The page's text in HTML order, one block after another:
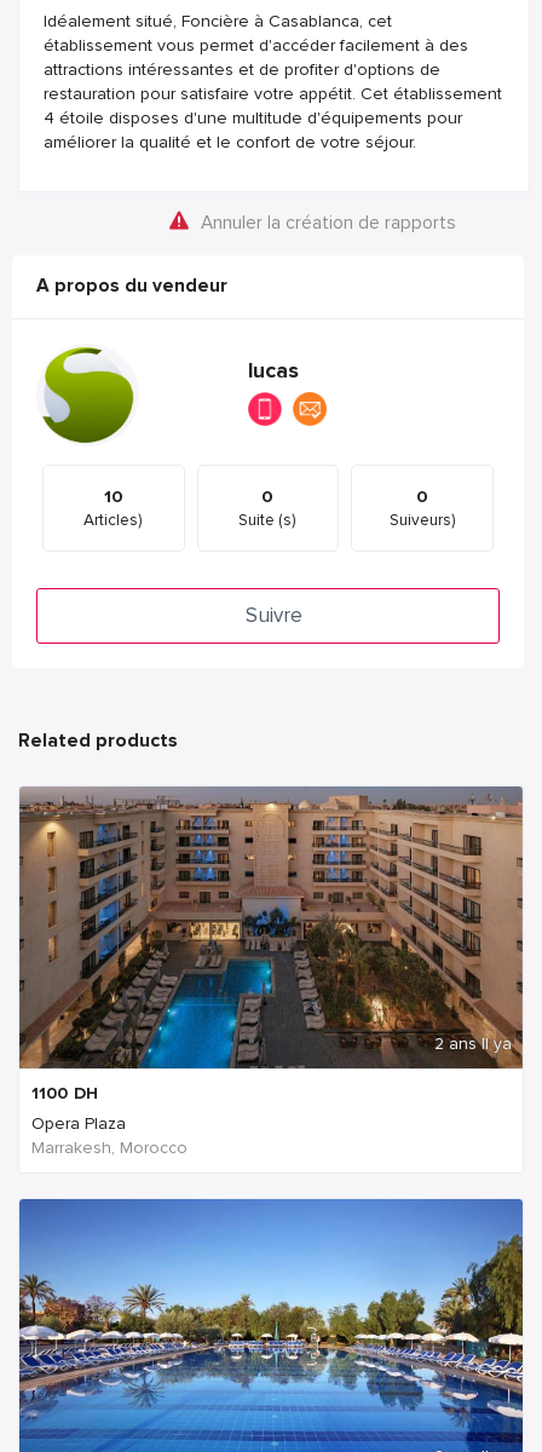
Idéalement situé, Foncière à Casablanca, cet
établissement vous permet d'accéder facilement à des
attractions intéressantes et de profiter d'options de
restauration pour satisfaire votre appétit. Cet établissement
4 étoile disposes d'une multitude d'équipements pour
améliorer la qualité et le confort de votre séjour.
Annuler la création de rapports
A propos du vendeur
lucas
10
Articles)
0
Suite (s)
0
Suiveurs)
Suivre
Related products
2 ans Il ya
1100 DH
Opera Plaza
Marrakesh, Morocco